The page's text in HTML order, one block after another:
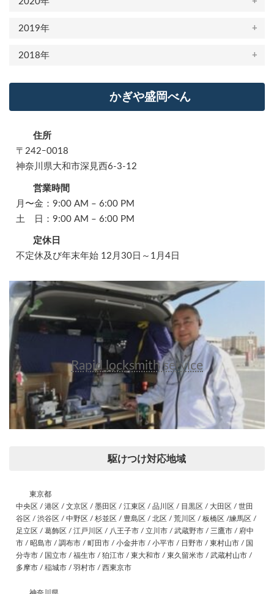
2019年
2018年
かぎや盛岡べん
住所
〒242ｰ0018
神奈川県大和市深見西6-3-12
営業時間
月〜金：9:00 AM – 6:00 PM
土 日：9:00 AM – 6:00 PM
定休日
不定休及び年末年始 12月30日～1月4日
Rapid locksmith service
駆けつけ対応地域
東京都
中央区 / 港区 / 文京区 / 墨田区 / 江東区 / 品川区 / 目黒区 / 大田区 / 世田
谷区 / 渋谷区 / 中野区 / 杉並区 / 豊島区 / 北区 / 荒川区 / 板橋区 /練馬区 /
足立区 / 葛飾区 / 江戸川区 / 八王子市 / 立川市 / 武蔵野市 / 三鷹市 / 府中
市 / 昭島市 / 調布市 / 町田市 / 小金井市 / 小平市 / 日野市 / 東村山市 / 国
分寺市 / 国立市 / 福生市 / 狛江市 / 東大和市 / 東久留米市 / 武蔵村山市 /
多摩市 / 稲城市 / 羽村市 / 西東京市